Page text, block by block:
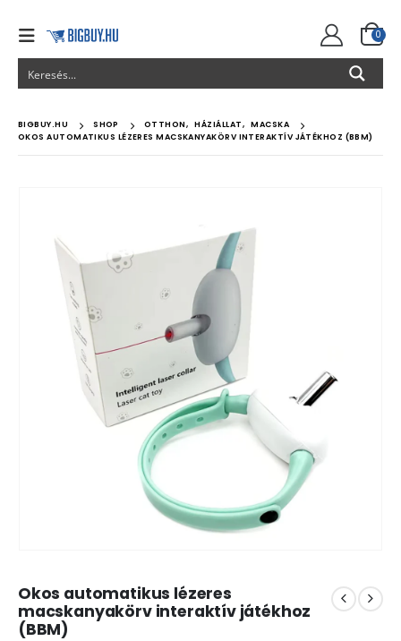
0
BIGBUY.HU SHOP OTTHON, HÁZIÁLLAT,
MACSKA
OKOS AUTOMATIKUS LÉZERES MACSKANYAKÖRV INTERAKTÍV JÁTÉKHOZ (BBM)
Okos automatikus lézeres
macskanyakörv interaktív játékhoz
(BBM)